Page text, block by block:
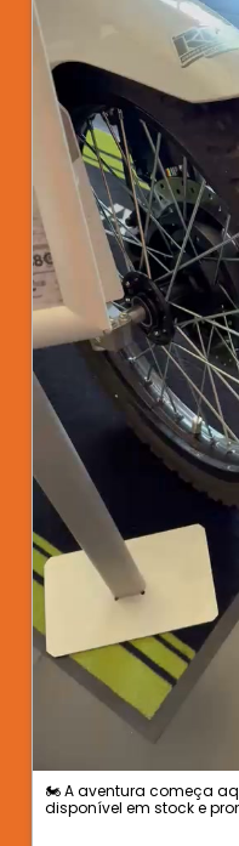
🏍️ A aventura começa
disponível em stock e